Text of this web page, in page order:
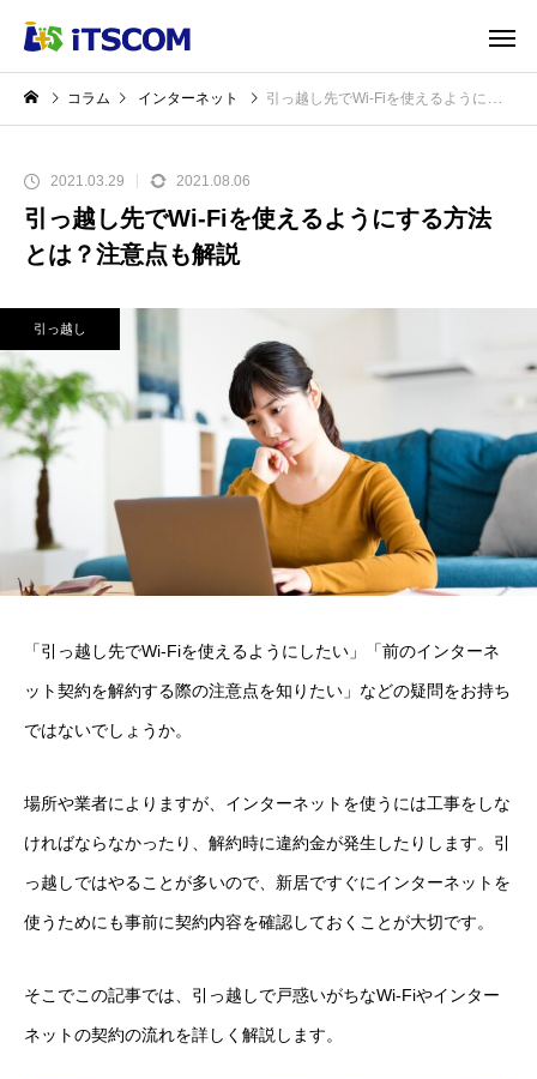
コラム インターネット 引っ越し先でWi-Fiを使えるようにする方法とは？注意点も解説
2021.03.29 2021.08.06
引っ越し先でWi-Fiを使えるようにする方法
とは？注意点も解説
引っ越し
「引っ越し先でWi-Fiを使えるようにしたい」「前のインターネ
ット契約を解約する際の注意点を知りたい」などの疑問をお持ち
ではないでしょうか。
場所や業者によりますが、インターネットを使うには工事をしな
ければならなかったり、解約時に違約金が発生したりします。引
っ越しではやることが多いので、新居ですぐにインターネットを
使うためにも事前に契約内容を確認しておくことが大切です。
そこでこの記事では、引っ越しで戸惑いがちなWi-Fiやインター
ネットの契約の流れを詳しく解説します。